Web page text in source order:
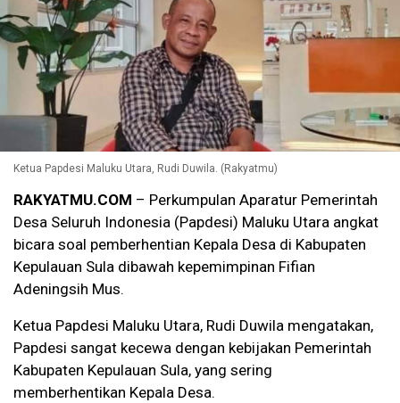
Ketua Papdesi Maluku Utara, Rudi Duwila. (Rakyatmu)
RAKYATMU.COM – Perkumpulan Aparatur Pemerintah
Desa Seluruh Indonesia (Papdesi) Maluku Utara angkat
bicara soal pemberhentian Kepala Desa di Kabupaten
Kepulauan Sula dibawah kepemimpinan Fifian
Adeningsih Mus.
Ketua Papdesi Maluku Utara, Rudi Duwila mengatakan,
Papdesi sangat kecewa dengan kebijakan Pemerintah
Kabupaten Kepulauan Sula, yang sering
memberhentikan Kepala Desa.